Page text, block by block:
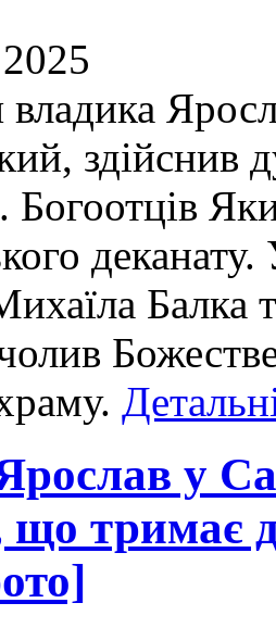
владика
здійснив
Богоотців
деканату.
Балка
у
що тримає